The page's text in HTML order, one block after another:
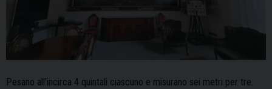
Pesano all’incirca 4 quintali ciascuno e misurano sei metri per tre.